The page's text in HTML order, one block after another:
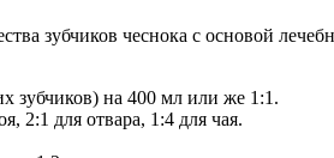
зубчиков чеснока с основой
зубчиков) на 400 мл или же 1:1.
2:1 для отвара, 1:4 для чая.